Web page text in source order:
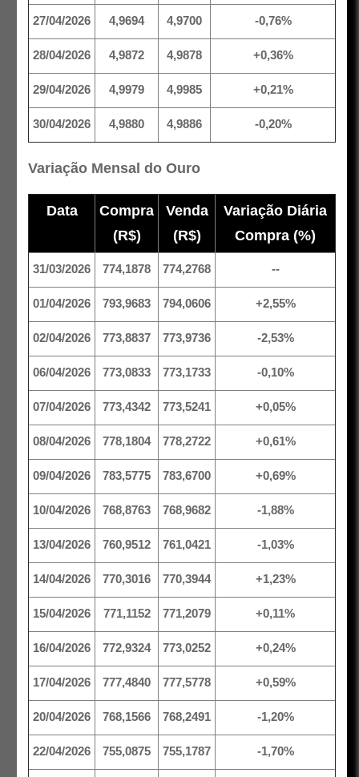
27/04/2026 4,9694 4,9700 -0,76%
28/04/2026 4,9872 4,9878 +0,36%
29/04/2026 4,9979 4,9985 +0,21%
30/04/2026 4,9880 4,9886 -0,20%
Variação Mensal do Ouro
Data
Compra
(R$)
Venda
(R$)
Variação Diária
Compra (%)
31/03/2026 774,1878 774,2768 --
01/04/2026 793,9683 794,0606 +2,55%
02/04/2026 773,8837 773,9736 -2,53%
06/04/2026 773,0833 773,1733 -0,10%
07/04/2026 773,4342 773,5241 +0,05%
08/04/2026 778,1804 778,2722 +0,61%
09/04/2026 783,5775 783,6700 +0,69%
10/04/2026 768,8763 768,9682 -1,88%
13/04/2026 760,9512 761,0421 -1,03%
14/04/2026 770,3016 770,3944 +1,23%
15/04/2026 771,1152 771,2079 +0,11%
16/04/2026 772,9324 773,0252 +0,24%
17/04/2026 777,4840 777,5778 +0,59%
20/04/2026 768,1566 768,2491 -1,20%
22/04/2026 755,0875 755,1787 -1,70%